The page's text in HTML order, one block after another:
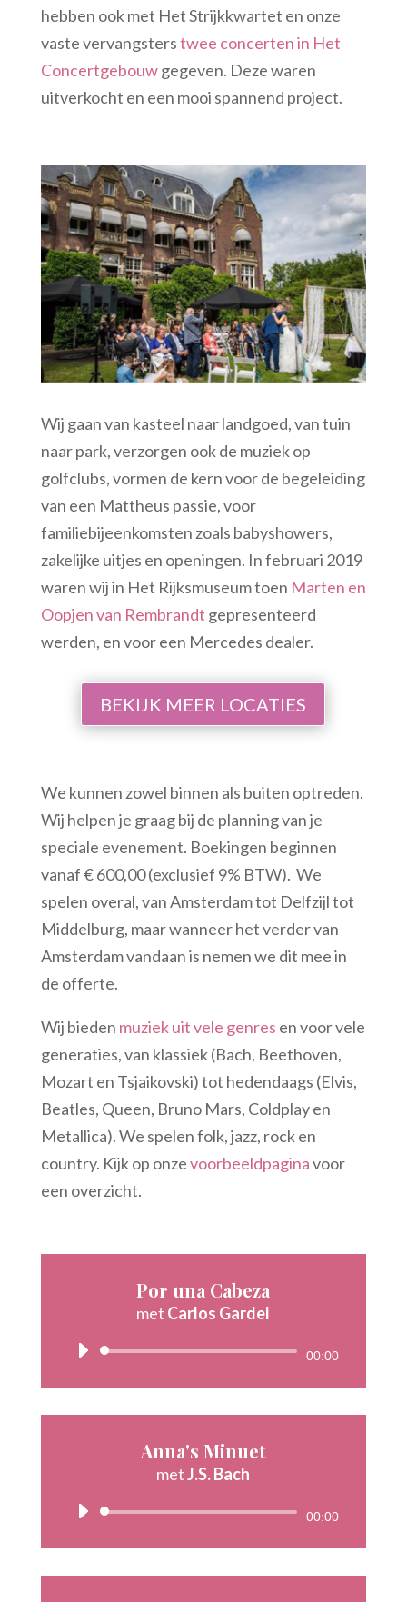
hebben ook met Het Strijkkwartet en onze
vaste vervangsterstwee concerten in Het
Concertgebouwgegeven. Deze waren
uitverkocht en een mooi spannend project.
Wij gaan van kasteel naar landgoed, van tuin
naar park, verzorgen ook de muziek op
golfclubs, vormen de kern voor de begeleiding
van een Mattheus passie, voor
familiebijeenkomsten zoals babyshowers,
zakelijke uitjes en openingen. In februari 2019
waren wij in Het Rijksmuseum toen Marten en
Oopjen van Rembrandt gepresenteerd
werden, en voor een Mercedes dealer.
BEKIJK MEER LOCATIES
We kunnen zowel binnen als buiten optreden.
Wij helpen je graag bij de planning van je
speciale evenement. Boekingen beginnen
vanaf € 600,00 (exclusief 9% BTW). We
spelen overal, van Amsterdam tot Delfzijl tot
Middelburg, maar wanneer het verder van
Amsterdam vandaan is nemen we dit mee in
de offerte.
Wij bieden muziek uit vele genres en voor vele
generaties, van klassiek (Bach, Beethoven,
Mozart en Tsjaikovski) tot hedendaags (Elvis,
Beatles, Queen, Bruno Mars, Coldplay en
Metallica). We spelen folk, jazz, rock en
country. Kijk op onzevoorbeeldpaginavoor
een overzicht.
Por una Cabeza
met Carlos Gardel
Audiospeler 00:00
Anna's Minuet
metJ.S. Bach
Audiospeler 00:00